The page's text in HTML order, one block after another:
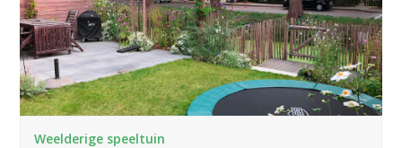
Weelderige speeltuin